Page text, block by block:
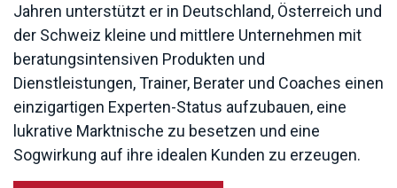
Jahren unterstützt er in Deutschland, Österreich und
der Schweiz kleine und mittlere Unternehmen mit
beratungsintensiven Produkten und
Dienstleistungen, Trainer, Berater und Coaches einen
einzigartigen Experten-Status aufzubauen, eine
lukrative Marktnische zu besetzen und eine
Sogwirkung auf ihre idealen Kunden zu erzeugen.